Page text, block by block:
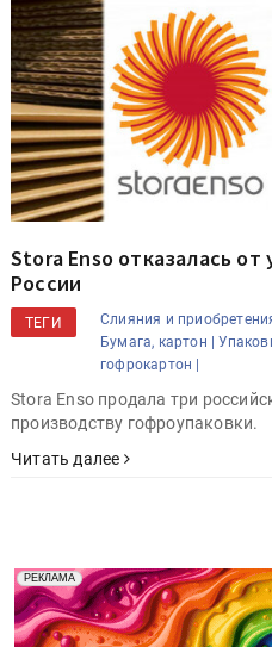
Stora Enso отказалась от
России
ТЕГИ Слияния и приобретения
Бумага, картон |
гофрокартон |
Stora Enso продала три
производству гофроупаковки.
Читать далее
РЕКЛАМА
Реклама. Рекламодатель ООО
Печати" erid: 2SDnjd2d4Qz